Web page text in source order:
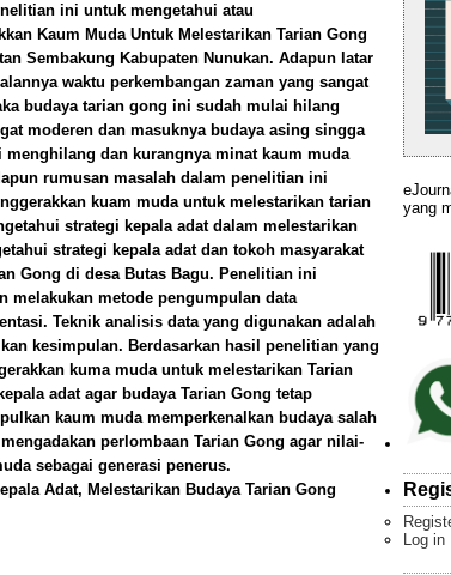
ini untuk mengetahui atau
Kaum Muda Untuk Melestarikan Tarian Gong
Sembakung Kabupaten Nunukan. Adapun latar
waktu perkembangan zaman yang sangat
budaya tarian gong ini sudah mulai hilang
moderen dan masuknya budaya asing singga
dan kurangnya minat kaum muda
rumusan masalah dalam penelitian ini
kuam muda untuk melestarikan tarian
strategi kepala adat dalam melestarikan
strategi kepala adat dan tokoh masyarakat
Gong di desa Butas Bagu. Penelitian ini
melakukan metode pengumpulan data
Teknik analisis data yang digunakan adalah
kesimpulan. Berdasarkan hasil penelitian yang
kuma muda untuk melestarikan Tarian
adat agar budaya Tarian Gong tetap
kaum muda memperkenalkan budaya salah
perlombaan Tarian Gong agar nilai-
sebagai generasi penerus.
Adat, Melestarikan Budaya Tarian Gong
yang
Log in